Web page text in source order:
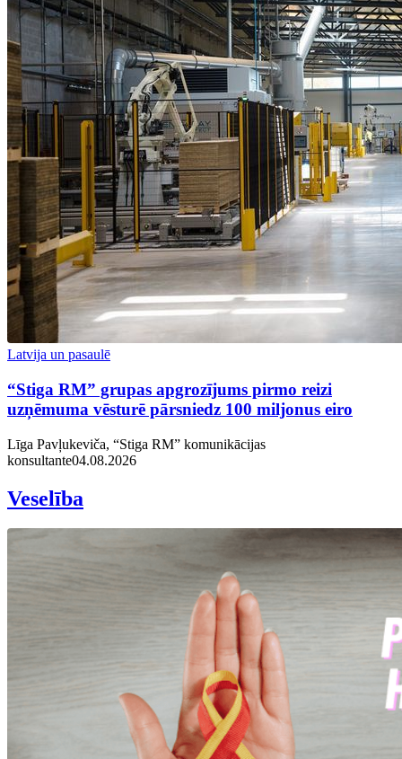
Latvija un pasaulē
“Stiga RM” grupas apgrozījums pirmo reizi
uzņēmuma vēsturē pārsniedz 100 miljonus eiro
Līga Pavļukeviča, “Stiga RM” komunikācijas
konsultante04.08.2026
Veselība